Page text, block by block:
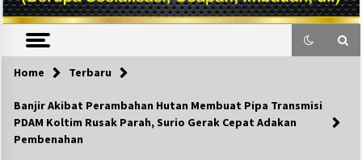
Home Terbaru
Banjir Akibat Perambahan Hutan Membuat Pipa Transmisi
PDAM Koltim Rusak Parah, Surio Gerak Cepat Adakan
Pembenahan